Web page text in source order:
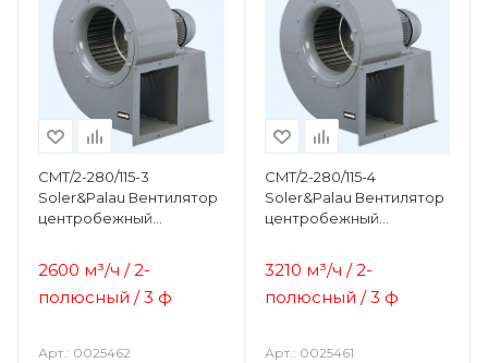
CMT/2-280/115-3
Soler&Palau Вентилятор
центробежный
2600 м³/ч / 2-
полюсный / 3 ф
Арт.: 0025462
CMT/2-280/115-4
Soler&Palau Вентилятор
центробежный
3210 м³/ч / 2-
полюсный / 3 ф
Арт.: 0025461